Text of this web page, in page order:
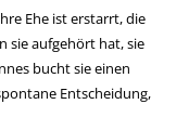
Ehe ist erstarrt, die
sie aufgehört hat, sie
bucht sie einen
Entscheidung,